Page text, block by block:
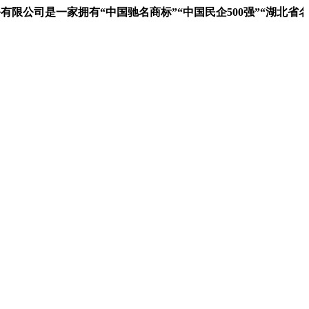
司是一家拥有“中国驰名商标”“中国民企500强”“湖北省名